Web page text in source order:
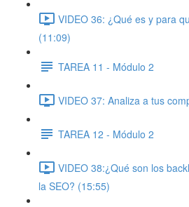
VIDEO 36: ¿Qué es y para
(11:09)
TAREA 11 - Módulo 2
VIDEO 37: Analiza a tus
TAREA 12 - Módulo 2
VIDEO 38:¿Qué son los
la SEO? (15:55)